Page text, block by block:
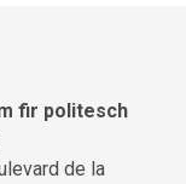
fir politesch
de la